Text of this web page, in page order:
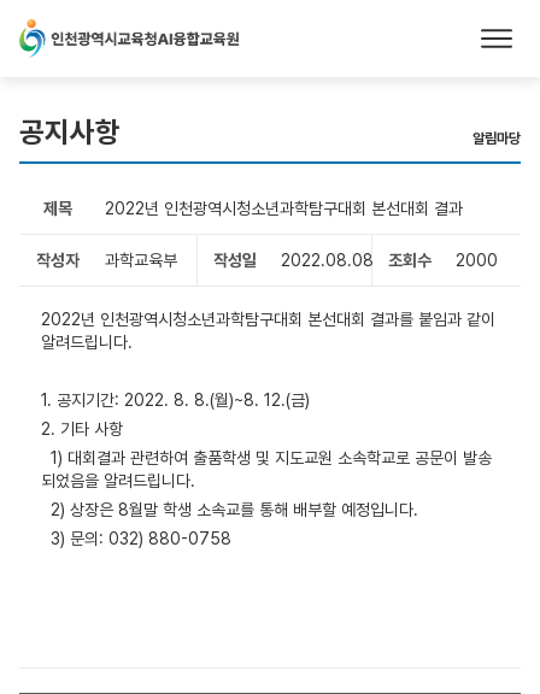
본문 바로가기
공지사항 알림마당
제목 2022년 인천광역시청소년과학탐구대회 본선대회 결과
작성자 과학교육부 작성일 2022.08.08 조회수 2000
2022년 인천광역시청소년과학탐구대회 본선대회 결과를 붙임과 같이
알려드립니다.
1. 공지기간: 2022. 8. 8.(월)~8. 12.(금)
2. 기타 사항
1) 대회결과 관련하여 출품학생 및 지도교원 소속학교로 공문이 발송
되었음을 알려드립니다.
2) 상장은 8월말 학생 소속교를 통해 배부할 예정입니다.
3) 문의: 032) 880-0758